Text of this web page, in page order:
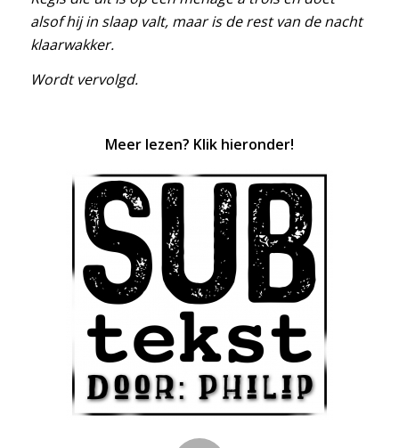
alsof hij in slaap valt, maar is de rest van de nacht
klaarwakker.
Wordt vervolgd.
Meer lezen? Klik hieronder!